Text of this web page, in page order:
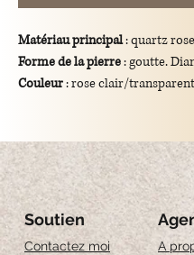
Matériau principal: quartz rose
Forme de la pierre: goutte.
Couleur: rose clair/transparent
Support
: crochet en argent
Signification symbolique : le
connu comme la « pierre de
symbole d'affection,
intérieu
Soutien
Contactez moi
A